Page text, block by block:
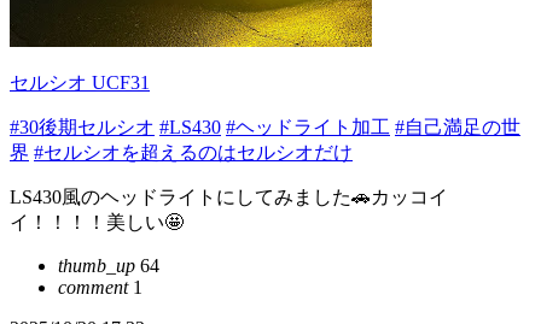
セルシオ UCF31
#30後期セルシオ #LS430 #ヘッドライト加工 #自己満足の世
界 #セルシオを超えるのはセルシオだけ
LS430風のヘッドライトにしてみました🚗カッコイ
イ！！！！美しい🤩
thumb_up 64
comment1